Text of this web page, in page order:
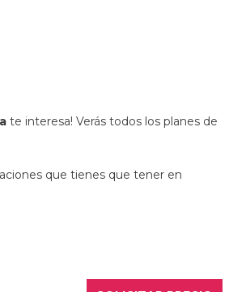
te interesa! Verás todos los planes de
que tienes que tener en